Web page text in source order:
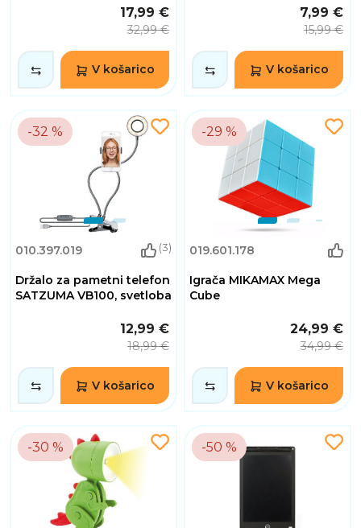
17,99 €
32,99 €
V košarico
7,99 €
15,99 €
V košarico
-32 %
010.397.019 (3)
Držalo za pametni telefon
SATZUMA VB100, svetloba
12,99 €
18,99 €
V košarico
-29 %
019.601.178
Igrača MIKAMAX Mega
Cube
24,99 €
34,99 €
V košarico
-30 % -50 %